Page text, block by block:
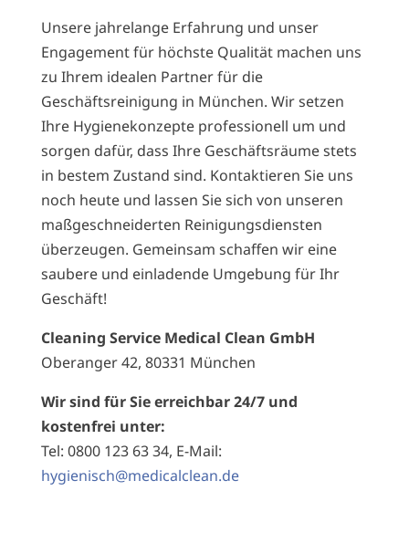
Unsere jahrelange Erfahrung und unser
Engagement für höchste Qualität machen uns
zu Ihrem idealen Partner für die
Geschäftsreinigung in München. Wir setzen
Ihre Hygienekonzepte professionell um und
sorgen dafür, dass Ihre Geschäftsräume stets
in bestem Zustand sind. Kontaktieren Sie uns
noch heute und lassen Sie sich von unseren
maßgeschneiderten Reinigungsdiensten
überzeugen. Gemeinsam schaffen wir eine
saubere und einladende Umgebung für Ihr
Geschäft!
Cleaning Service Medical Clean GmbH
Oberanger 42, 80331 München
Wir sind für Sie erreichbar 24/7 und
kostenfrei unter:
Tel: 0800 123 63 34, E-Mail:
hygienisch@medicalclean.de